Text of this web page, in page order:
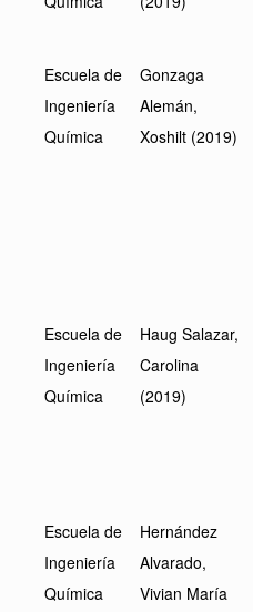
Escuela de
Ingeniería
Química
Gonzaga
Alemán,
Xoshilt (2019)
Escuela de
Ingeniería
Química
Haug Salazar,
Carolina
(2019)
Escuela de
Ingeniería
Química
Hernández
Alvarado,
Vivian María